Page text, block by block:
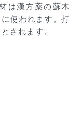
は漢方薬の蘇木
使われます。打
されます。